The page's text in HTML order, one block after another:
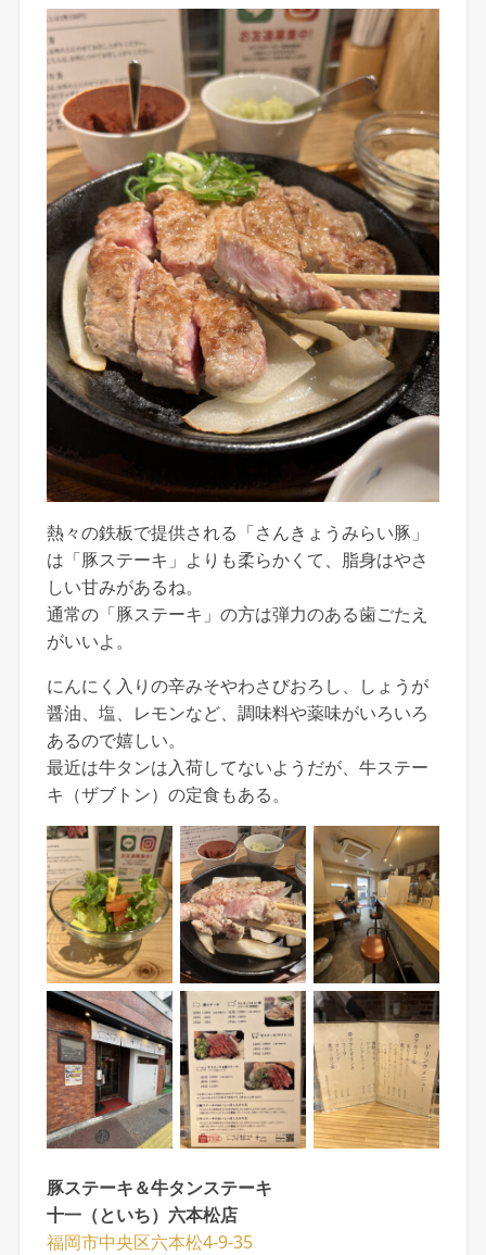
熱々の鉄板で提供される「さんきょうみらい豚」
は「豚ステーキ」よりも柔らかくて、脂身はやさ
しい甘みがあるね。
通常の「豚ステーキ」の方は弾力のある歯ごたえ
がいいよ。
にんにく入りの辛みそやわさびおろし、しょうが
醤油、塩、レモンなど、調味料や薬味がいろいろ
あるので嬉しい。
最近は牛タンは入荷してないようだが、牛ステー
キ（ザブトン）の定食もある。
豚ステーキ＆牛タンステーキ
十一（といち）六本松店
福岡市中央区六本松4-9-35